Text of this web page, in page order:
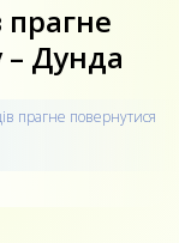
прагне
Дунда
прагне повернутися